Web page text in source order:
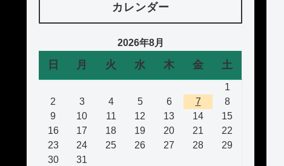
カレンダー
2026年8月
日 月 火 水 木 金 土
1
2
3 4 5 6 7
8
9
10 11 12 13 14
15
16
17 18 19 20 21
22
23
24 25 26 27 28
29
30
31